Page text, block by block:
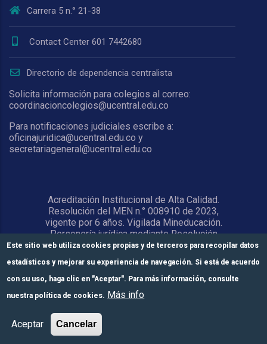
Carrera 5 n.° 21-38
Contact Center 601 7442680
Directorio de dependencia centralista
Solicita información para colegios al correo:
coordinacioncolegios@ucentral.edu.co
Para notificaciones judiciales escribe a:
oficinajuridica@ucentral.edu.co y
secretariageneral@ucentral.edu.co
Acreditación Institucional de Alta Calidad.
Resolución del MEN n.° 008910 de 2023,
vigente por 6 años. Vigilada Mineducación.
Personería jurídica mediante Resolución
1876 del 5 de junio de 1967. Reconocida
como Universidad por el Ministerio de
Educación Nacional mediante Resolución
15818 del 31 de octubre de 1978.
© Universidad Central 2026
Formulario de
inscripción
Este sitio web utiliza cookies propias y de terceros para recopilar datos
estadísticos y mejorar su experiencia de navegación. Si está de acuerdo
con su uso, haga clic en "Aceptar". Para más información, consulte
nuestra política de cookies. Más info
Aceptar Cancelar